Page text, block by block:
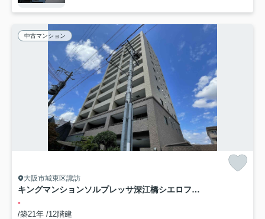
中古マンション
大阪市城東区諏訪
キングマンションソルプレッサ深江橋シエロフォース
-
/築21年 /12階建